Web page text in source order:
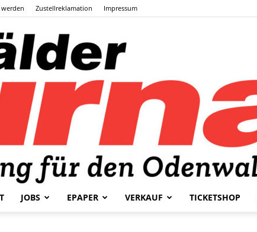
Zustellreklamation Impressum
JOBS EPAPER VERKAUF TICKETSHOP